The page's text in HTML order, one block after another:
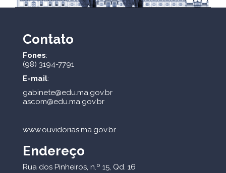
Contato
Fones:
(98) 3194-7791
E-mail:
gabinete@edu.ma.gov.br
ascom@edu.ma.gov.br
www.ouvidorias.ma.gov.br
Endereço
Rua dos Pinheiros, n.º 15, Qd. 16